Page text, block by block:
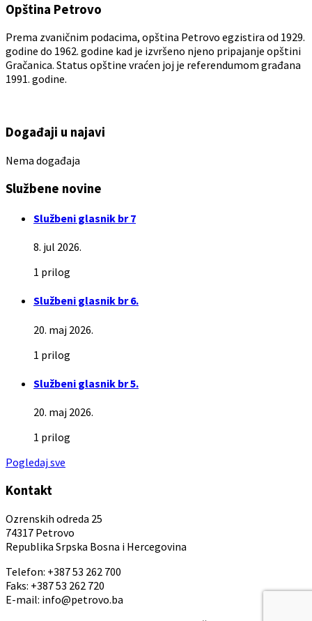
Opština Petrovo
Prema zvaničnim podacima, opština Petrovo egzistira od 1929.
godine do 1962. godine kad je izvršeno njeno pripajanje opštini
Gračanica. Status opštine vraćen joj je referendumom građana
1991. godine.
Događaji u najavi
Nema događaja
Službene novine
Službeni glasnik br 7
8. jul 2026.
1 prilog
Službeni glasnik br 6.
20. maj 2026.
1 prilog
Službeni glasnik br 5.
20. maj 2026.
1 prilog
Pogledaj sve
Kontakt
Ozrenskih odreda 25
74317 Petrovo
Republika Srpska Bosna i Hercegovina
Telefon: +387 53 262 700
Faks: +387 53 262 720
E-mail: info@petrovo.ba